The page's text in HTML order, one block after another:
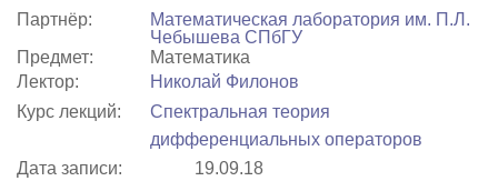
Войти
Партнёр:
Математичеcкая лаборатория им. П.Л.
Чебышева СПбГУ
Предмет:
Математика
Лектор:
Николай Филонов
Курс лекций:
Спектральная теория
дифференциальных операторов
Дата записи:
19.09.18